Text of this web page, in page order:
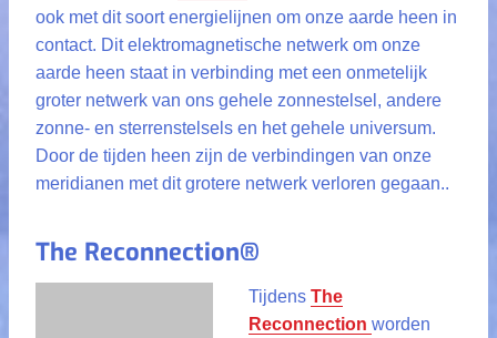
ook met dit soort energielijnen om onze aarde heen in
contact. Dit elektromagnetische netwerk om onze
aarde heen staat in verbinding met een onmetelijk
groter netwerk van ons gehele zonnestelsel, andere
zonne- en sterrenstelsels en het gehele universum.
Door de tijden heen zijn de verbindingen van onze
meridianen met dit grotere netwerk verloren gegaan..
The Reconnection®
Tijdens The
Reconnection worden